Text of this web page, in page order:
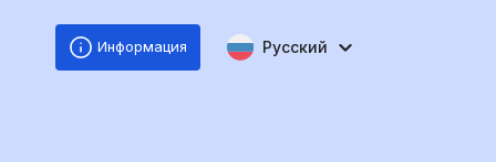
Информация Русский